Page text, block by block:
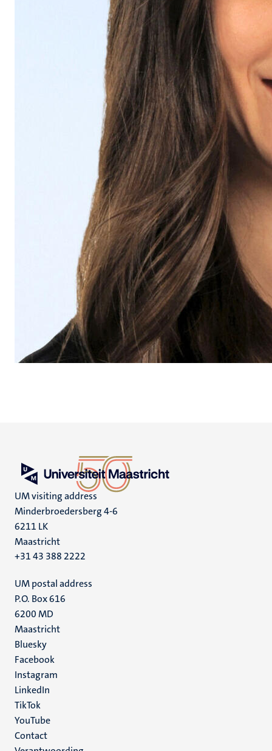
UM visiting address
Minderbroedersberg 4-6
6211 LK
Maastricht
+31 43 388 2222
UM postal address
P.O. Box 616
6200 MD
Maastricht
Social
media
Bluesky
Facebook
Instagram
LinkedIn
TikTok
YouTube
Menu
Contact